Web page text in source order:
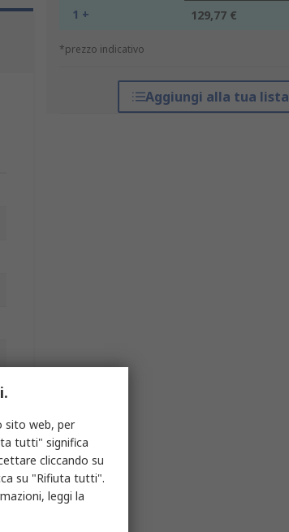
1 + 129,77 €
*prezzo indicativo
Aggiungi alla tua lista
sito web, per
tutti" significa
cliccando su
su "Rifiuta tutti".
leggi la